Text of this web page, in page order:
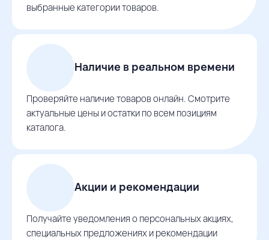
выбранные категории товаров.
Наличие в реальном времени
Проверяйте наличие товаров онлайн. Смотрите
актуальные цены и остатки по всем позициям
каталога.
Акции и рекомендации
Получайте уведомления о персональных акциях,
специальных предложениях и рекомендации